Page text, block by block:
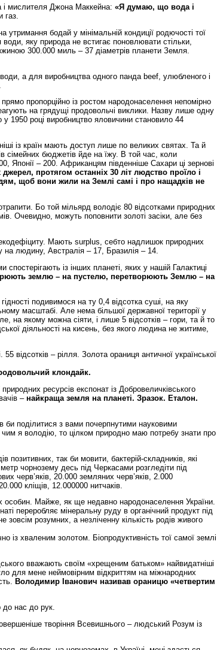
і мислителя Джона Маккейна: «Я думаю, що вода і
газ.
утримання бодай у мінімальній кондиції родючості тої
яку природа не встигає поновлювати стільки,
300.000 миль – 37 діаметрів планети Земля.
а для виробництва одного панда beef, улюбленого і
пропорційно із ростом народонаселення непомірно
на грядущі продовольчі виклики. Назву лише одну
1950 році виробництво яловичини становило 44
із країн мають доступ лише по великих святах. Та й
сімейних бюджетів йде на їжу. В той час, коли
Японії – 200. Африканцям південніше Сахари ці зернові
протягом останніх 30 літ людство проїло і
щоб вони жили на Землі самі і про нащадків не
Бо той мільярд володіє 80 відсотками природних
Очевидно, можуть поповнити золоті засіки, але без
Мають surplus, себто надлишок природних
людину, Австралія – 17, Бразилія – 14.
із інших планеті, яких у нашій Галактиці
землю – на пустелю, перетворюють Землю – на
гідності подивимося на ту 0,4 відсотка суші, на яку
масштабі. Але нема більшої державної території у
на якому можна сіяти, і лише 5 відсотків – гори, та й то
діяльності на кисень, без якого людина не житиме,
відсотків – рілля. Золота ораниця античної української
клондайк.
ресурсів експонат із Добровеличківського
–найкраща земля на планеті. Зразок. Еталон.
би поділитися з вами почерпнутими науковими
я володію, то цілком природно маю потребу знати про
позитивних, так би мовити, бактерій-складників, які
чорнозему десь під Черкасами розгледіти під
черв’яків, 20.000 земляних черв’яків, 2.000
кліщів, 12.000000 нитчаків.
особин. Майже, як ще недавно народонаселення України.
переробляє мінеральну руду в органічний продукт під
розумних, а незліченну кількість родів живого
із хваленим золотом. Біопродуктивність тої самої землі
вважають своїм «хрещеним батьком» найвидатніші
для мене неймовірним відкриттям на міжнародних
Володимир Іванович називав ораницю «четвертим
до нас до рук.
творіння Всевишнього – людський Розум із